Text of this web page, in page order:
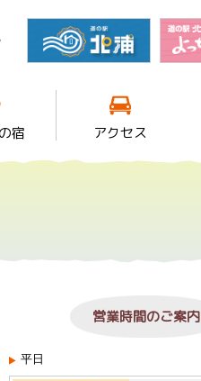
宿 アクセス
営業時間のご案内
平日